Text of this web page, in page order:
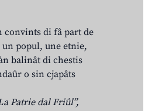
convints di fâ part de
popul, une etnie,
balinât di chestis
o sin cjapâts
Patrie dal Friûl”,